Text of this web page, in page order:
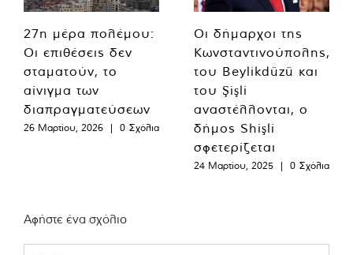
27η μέρα πολέμου:
Οι επιθέσεις δεν
σταματούν, το
αίνιγμα των
διαπραγματεύσεων
26 Μαρτίου, 2026 | 0 Σχόλια
Οι δήμαρχοι της
Κωνσταντινούπολης,
του Beylikdüzü και
του Şişli
αναστέλλονται, ο
δήμος Shişli
σφετερίζεται
24 Μαρτίου, 2025 | 0 Σχόλια
Αφήστε ένα σχόλιο